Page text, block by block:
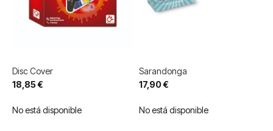
Disc Cover
18,85 €
No está disponible
Sarandonga
17,90 €
No está disponible